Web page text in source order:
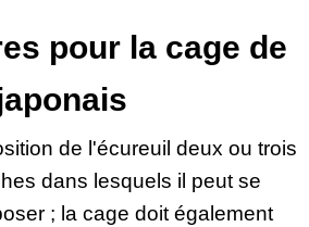
pour la cage de
de l'écureuil deux ou trois
dans lesquels il peut se
; la cage doit également